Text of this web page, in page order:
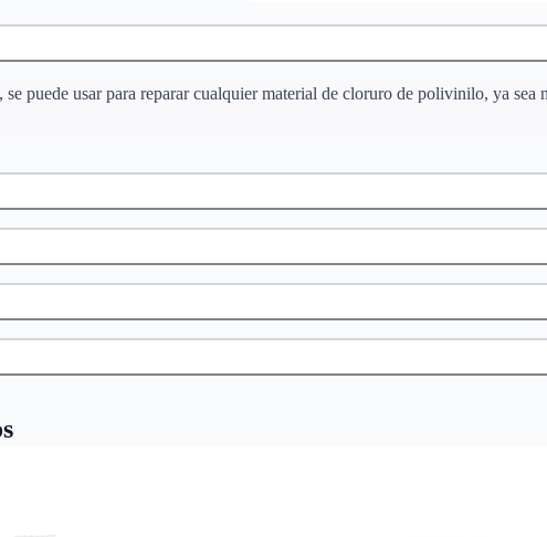
puede usar para reparar cualquier material de cloruro de polivinilo, ya